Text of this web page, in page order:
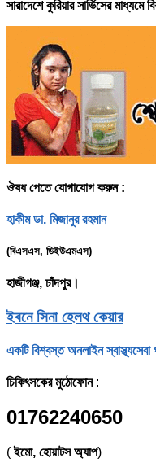
সারাদেশে কুরিয়ার সার্ভিসের
ঔষধ পেতে যোগাযোগ করুন :
হাকীম ডা. মিজানুর রহমান
(বিএসএস, ডিইউএমএস)
হাজীগঞ্জ, চাঁদপুর।
ইবনে সিনা হেলথ কেয়ার
একটি বিশ্বস্ত অনলাইন স্বাস্থ্যসেবা
চিকিৎসকের মুঠোফোন:
01762240650
(ইমো, হোয়াটস অ্যাপ)